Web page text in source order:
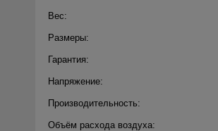
Вес:
Размеры:
Гарантия:
Напряжение:
Производительность:
Объём расхода воздуха: